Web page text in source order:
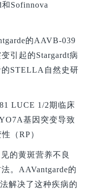
Sofinnova
的AAVB-039
引起的Stargardt病
的STELLA自然史研
LUCE 1/2期临床
基因突变导致
（RP）
的黄斑营养不良
。AAVantgarde的
解决了这种疾病的